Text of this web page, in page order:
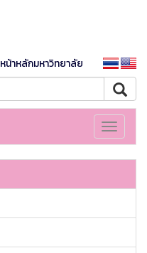
หน้าหลักมหาวิทยาลัย
Toggle